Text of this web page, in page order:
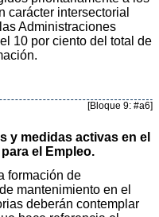
carácter intersectorial
Administraciones
10 por ciento del total de
[Bloque 9: #a6]
y medidas activas en el
el Empleo.
formación de
mantenimiento en el
deberán contemplar